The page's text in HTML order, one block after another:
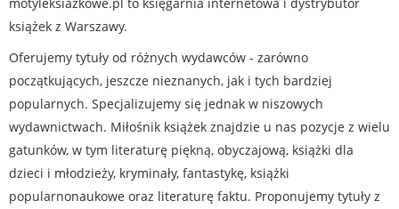
książek z Warszawy.
Oferujemy tytuły od różnych wydawców - zarówno
początkujących, jeszcze nieznanych, jak i tych bardziej
popularnych. Specjalizujemy się jednak w niszowych
wydawnictwach. Miłośnik książek znajdzie u nas pozycje z wielu
gatunków, w tym literaturę piękną, obyczajową, książki dla
dzieci i młodzieży, kryminały, fantastykę, książki
popularnonaukowe oraz literaturę faktu. Proponujemy tytuły z